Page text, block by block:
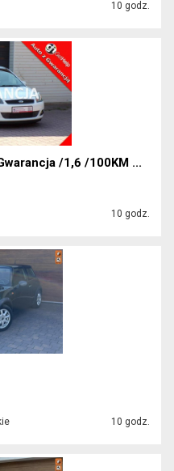
10 godz.
/1,6 /100KM ...
10 godz.
10 godz.